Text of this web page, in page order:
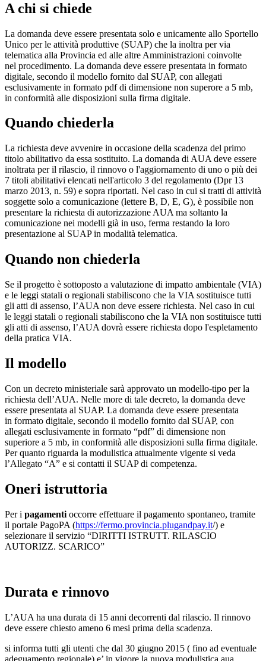
A chi si chiede
La domanda deve essere presentata solo e unicamente allo Sportello
Unico per le attività produttive (SUAP) che la inoltra per via
telematica alla Provincia ed alle altre Amministrazioni coinvolte
nel procedimento. La domanda deve essere presentata in formato
digitale, secondo il modello fornito dal SUAP, con allegati
esclusivamente in formato pdf di dimensione non superore a 5 mb,
in conformità alle disposizioni sulla firma digitale.
Quando chiederla
La richiesta deve avvenire in occasione della scadenza del primo
titolo abilitativo da essa sostituito. La domanda di AUA deve essere
inoltrata per il rilascio, il rinnovo o l'aggiornamento di uno o più dei
7 titoli abilitativi elencati nell'articolo 3 del regolamento (Dpr 13
marzo 2013, n. 59) e sopra riportati. Nel caso in cui si tratti di attività
soggette solo a comunicazione (lettere B, D, E, G), è possibile non
presentare la richiesta di autorizzazione AUA ma soltanto la
comunicazione nei modelli già in uso, ferma restando la loro
presentazione al SUAP in modalità telematica.
Quando non chiederla
Se il progetto è sottoposto a valutazione di impatto ambientale (VIA)
e le leggi statali o regionali stabiliscono che la VIA sostituisce tutti
gli atti di assenso, l’AUA non deve essere richiesta. Nel caso in cui
le leggi statali o regionali stabiliscono che la VIA non sostituisce tutti
gli atti di assenso, l’AUA dovrà essere richiesta dopo l'espletamento
della pratica VIA.
Il modello
Con un decreto ministeriale sarà approvato un modello-tipo per la
richiesta dell’AUA. Nelle more di tale decreto, la domanda deve
essere presentata al SUAP. La domanda deve essere presentata
in formato digitale, secondo il modello fornito dal SUAP, con
allegati esclusivamente in formato “pdf” di dimensione non
superiore a 5 mb, in conformità alle disposizioni sulla firma digitale.
Per quanto riguarda la modulistica attualmente vigente si veda
l’Allegato “A” e si contatti il SUAP di competenza.
Oneri istruttoria
Per i pagamenti occorre effettuare il pagamento spontaneo, tramite
il portale PagoPA (https://fermo.provincia.plugandpay.it/) e
selezionare il servizio “DIRITTI ISTRUTT. RILASCIO
AUTORIZZ. SCARICO”
Durata e rinnovo
L’AUA ha una durata di 15 anni decorrenti dal rilascio. Il rinnovo
deve essere chiesto ameno 6 mesi prima della scadenza.
si informa tutti gli utenti che dal 30 giugno 2015 ( fino ad eventuale
adeguamento regionale) e’ in vigore la nuova modulistica aua